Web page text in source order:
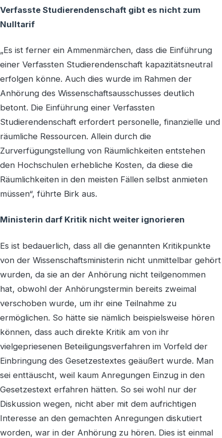
Verfasste Studierendenschaft gibt es nicht zum
Nulltarif
„Es ist ferner ein Ammenmärchen, dass die Einführung
einer Verfassten Studierendenschaft kapazitätsneutral
erfolgen könne. Auch dies wurde im Rahmen der
Anhörung des Wissenschaftsausschusses deutlich
betont. Die Einführung einer Verfassten
Studierendenschaft erfordert personelle, finanzielle und
räumliche Ressourcen. Allein durch die
Zurverfügungstellung von Räumlichkeiten entstehen
den Hochschulen erhebliche Kosten, da diese die
Räumlichkeiten in den meisten Fällen selbst anmieten
müssen“, führte Birk aus.
Ministerin darf Kritik nicht weiter ignorieren
Es ist bedauerlich, dass all die genannten Kritikpunkte
von der Wissenschaftsministerin nicht unmittelbar gehört
wurden, da sie an der Anhörung nicht teilgenommen
hat, obwohl der Anhörungstermin bereits zweimal
verschoben wurde, um ihr eine Teilnahme zu
ermöglichen. So hätte sie nämlich beispielsweise hören
können, dass auch direkte Kritik am von ihr
vielgepriesenen Beteiligungsverfahren im Vorfeld der
Einbringung des Gesetzestextes geäußert wurde. Man
sei enttäuscht, weil kaum Anregungen Einzug in den
Gesetzestext erfahren hätten. So sei wohl nur der
Diskussion wegen, nicht aber mit dem aufrichtigen
Interesse an den gemachten Anregungen diskutiert
worden, war in der Anhörung zu hören. Dies ist einmal